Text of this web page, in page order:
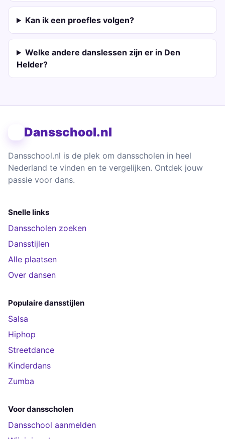
Kan ik een proefles volgen?
Welke andere danslessen zijn er in Den
Helder?
Dansschool.nl
Dansschool.nl is de plek om dansscholen in heel
Nederland te vinden en te vergelijken. Ontdek jouw
passie voor dans.
Snelle links
Dansscholen zoeken
Dansstijlen
Alle plaatsen
Over dansen
Populaire dansstijlen
Salsa
Hiphop
Streetdance
Kinderdans
Zumba
Voor dansscholen
Dansschool aanmelden